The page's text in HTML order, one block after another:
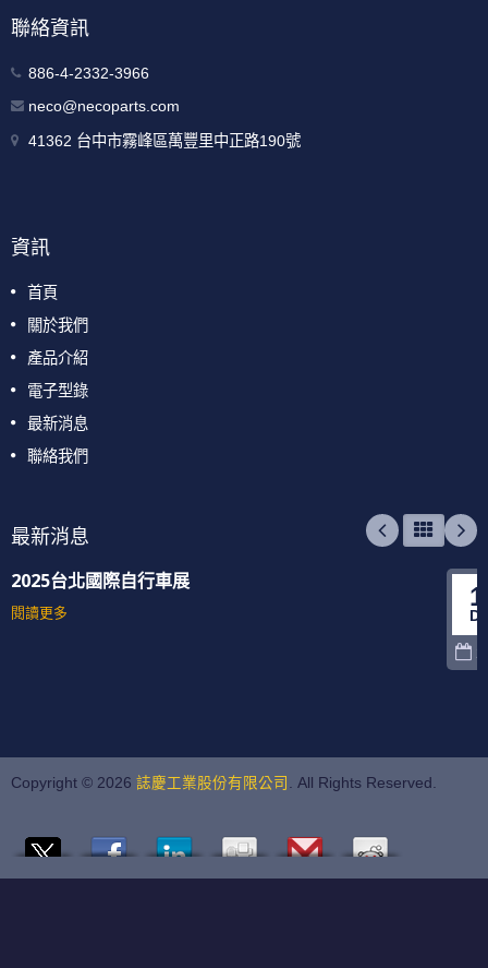
聯絡資訊
886-4-2332-3966
neco@necoparts.com
41362 台中市霧峰區萬豐里中正路190號
資訊
首頁
關於我們
產品介紹
電子型錄
最新消息
聯絡我們
最新消息
2025台北國際自行車展
閱讀更多
Copyright © 2026 誌慶工業股份有限公司 . All Rights Reserved.